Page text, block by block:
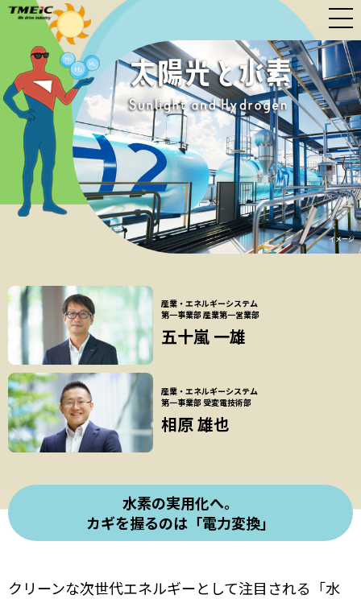
イメージ
産業・エネルギーシステム
第一事業部産業第一営業部
五十嵐 一雄
産業・エネルギーシステム
第一事業部受変電技術部
相原 雄也
水素の実用化へ。
カギを握るのは「電力変換」
クリーンな次世代エネルギーとして注目される「水